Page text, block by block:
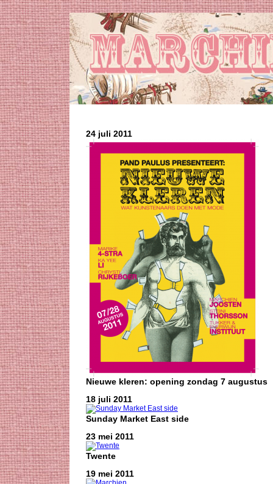
24 juli 2011
Nieuwe kleren: opening zondag 7 augustus
18 juli 2011
Sunday Market East side
23 mei 2011
Twente
19 mei 2011